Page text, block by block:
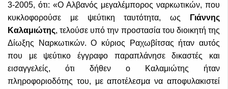
3-2005, ότι: «Ο Αλβανός μεγαλέμπορος ναρκωτικών, που
κυκλοφορούσε με ψεύτικη ταυτότητα, ως
Γιάννης
Καλαμιώτης, τελούσε υπό την προστασία του διοικητή της
Δίωξης Ναρκωτικών. Ο κύριος Ραχωβίτσας ήταν αυτός
που με ψεύτικο έγγραφο παραπλάνησε δικαστές και
εισαγγελείς, ότι δήθεν ο Καλαμιώτης ήταν
πληροφοριοδότης του, με αποτέλεσμα να αποφυλακιστεί